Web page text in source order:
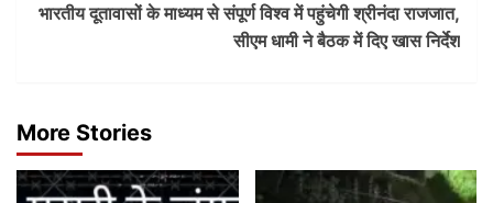
भारतीय दूतावासों के माध्यम से संपूर्ण विश्व में पहुंचेगी श्रीनंदा राजजात,
सीएम धामी ने बैठक में दिए खास निर्देश
More Stories